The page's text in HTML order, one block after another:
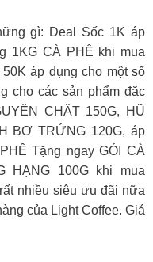
gì: Deal Sốc 1K áp
1KG CÀ PHÊ khi mua
áp dụng cho một số
cho các sản phẩm đặc
CHẤT 150G, HŨ
BƠ TRỨNG 120G, áp
Tặng ngay GÓI CÀ
HẠNG 100G khi mua
nhiều siêu ưu đãi nữa
của Light Coffee. Giá